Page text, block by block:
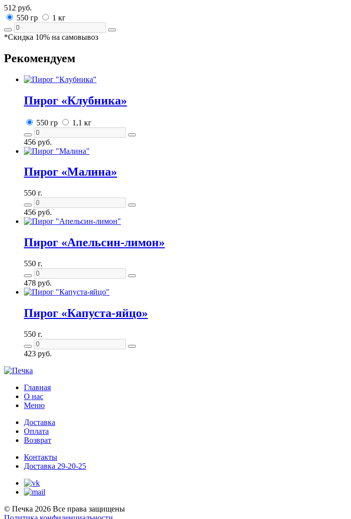
512 руб.
550 гр
1 кг
*Скидка 10% на самовывоз
Рекомендуем
Пирог «Клубника»
550 гр 1,1 кг
456 руб.
Пирог «Малина»
550 г.
456 руб.
Пирог «Апельсин-лимон»
550 г.
478 руб.
Пирог «Капуста-яйцо»
550 г.
423 руб.
Главная
О нас
Меню
Доставка
Оплата
Возврат
Контакты
Доставка 29-20-25
© Печка 2026 Все права защищены